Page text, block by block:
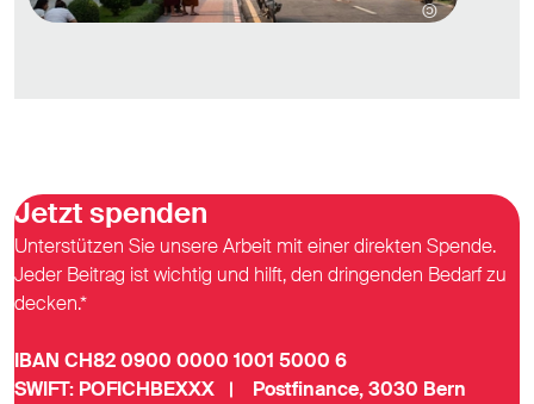
Jetzt spenden
Unterstützen Sie unsere Arbeit mit einer direkten Spende.
Jeder Beitrag ist wichtig und hilft, den dringenden Bedarf zu
decken.*
IBAN CH82 0900 0000 1001 5000 6
SWIFT: POFICHBEXXX | Postfinance, 3030 Bern